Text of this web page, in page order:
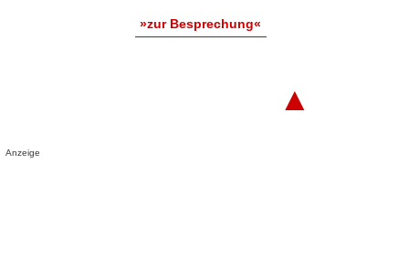
»zur Besprechung«
▲
Anzeige